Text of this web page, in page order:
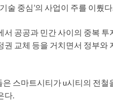
술 중심’의 사업이 주를 이뤘
서 공공과 민간 사이의 중복
권 교체 등을 거치면서 정부와
은 스마트시티가 u시티의 전철
다.